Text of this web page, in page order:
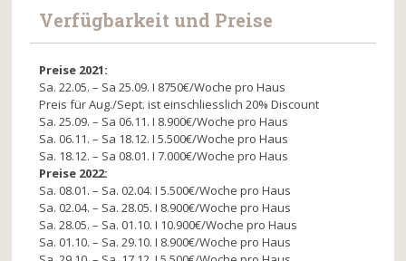
Verfügbarkeit und Preise
Preise 2021:
Sa. 22.05. – Sa 25.09. I 8750€/Woche pro Haus
Preis für Aug./Sept. ist einschliesslich 20% Discount
Sa. 25.09. – Sa 06.11. I 8.900€/Woche pro Haus
Sa. 06.11. – Sa 18.12. I 5.500€/Woche pro Haus
Sa. 18.12. – Sa 08.01. I 7.000€/Woche pro Haus
Preise 2022:
Sa. 08.01. – Sa. 02.04. I 5.500€/Woche pro Haus
Sa. 02.04. – Sa. 28.05. I 8.900€/Woche pro Haus
Sa. 28.05. – Sa. 01.10. I 10.900€/Woche pro Haus
Sa. 01.10. – Sa. 29.10. I 8.900€/Woche pro Haus